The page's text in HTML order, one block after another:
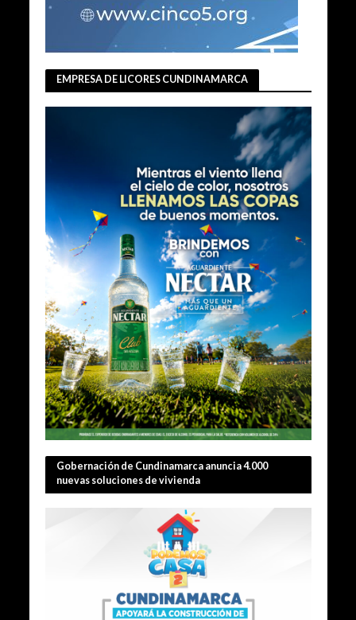
EMPRESA DE LICORES CUNDINAMARCA
Gobernación de Cundinamarca anuncia 4.000
nuevas soluciones de vivienda